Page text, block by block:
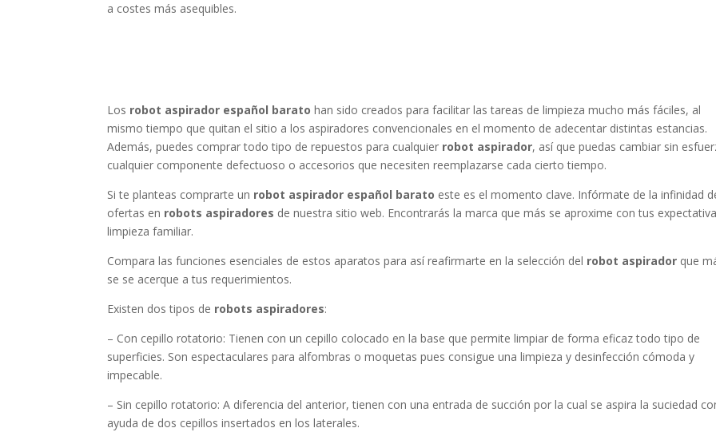
a costes más asequibles.
Los robot aspirador español barato han sido creados para facilitar las tareas de limpieza mucho más fáciles, al
mismo tiempo que quitan el sitio a los aspiradores convencionales en el momento de adecentar distintas estancias.
Además, puedes comprar todo tipo de repuestos para cualquier robot aspirador, así que puedas cambiar sin
cualquier componente defectuoso o accesorios que necesiten reemplazarse cada cierto tiempo.
Si te planteas comprarte un robot aspirador español barato este es el momento clave. Infórmate de la infinidad
ofertas en robots aspiradores de nuestra sitio web. Encontrarás la marca que más se aproxime con tus
limpieza familiar.
Compara las funciones esenciales de estos aparatos para así reafirmarte en la selección del robot aspirador que
se se acerque a tus requerimientos.
Existen dos tipos de robots aspiradores:
– Con cepillo rotatorio: Tienen con un cepillo colocado en la base que permite limpiar de forma eficaz todo tipo de
superficies. Son espectaculares para alfombras o moquetas pues consigue una limpieza y desinfección cómoda y
impecable.
– Sin cepillo rotatorio: A diferencia del anterior, tienen con una entrada de succión por la cual se aspira la suciedad
ayuda de dos cepillos insertados en los laterales.